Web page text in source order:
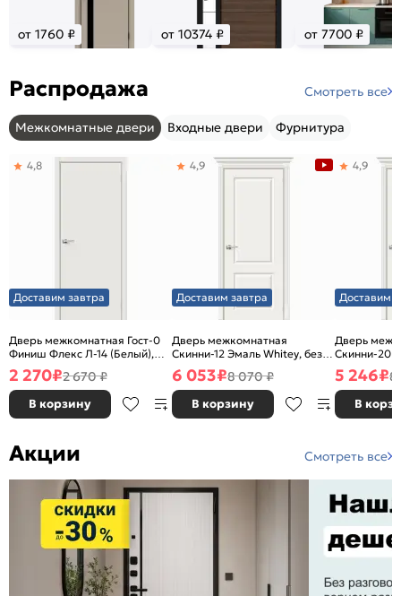
от 1760 ₽ от 10374 ₽ от 7700 ₽
Распродажа Смотреть все
Межкомнатные двери Входные двери Фурнитура
Доставим завтра
Дверь межкомнатная Гост-0
Финиш Флекс Л-14 (Белый),
глухая, каркасно-щитовая
4,8
2 270₽2 670 ₽
В корзину
Доставим завтра
Дверь межкомнатная
Скинни-12 Эмаль Whitey, без
декора, глухая, без стекла,
без кромки, скиновая
4,9
6 053₽8 070 ₽
В корзину
Доставим
Дверь
Скинни-20
декора,
без кромки,
4,9
5 246₽8
В
Акции Смотреть все